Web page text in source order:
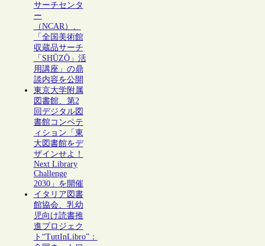
サーチセンタ
ー
（NCAR）、
「全国美術館
収蔵品サーチ
「SHŪZŌ」活
用講座」の鼎
談内容を公開
東京大学附属
図書館、第2
回デジタル図
書館コンペテ
ィション「東
大図書館をデ
ザインせよ！
Next Library
Challenge
2030」を開催
イタリア図書
館協会、乳幼
児向け読書推
進プロジェク
ト“TuttInLibro”：